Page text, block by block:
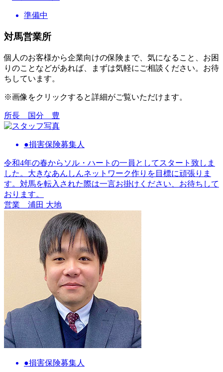
準備中
対馬営業所
個⼈のお客様から企業向けの保険まで、気になること、お困
りのことなどがあれば、まずは気軽にご相談ください。お待
ちしています。
※画像をクリックすると詳細がご覧いただけます。
所長 国分 豊
●損害保険募集人
令和4年の春からソル・ハートの一員としてスタート致しま
した。大きなあんしんネットワーク作りを目標に頑張りま
す。対馬を転入された際は一言お掛けください、お待ちして
おります。
営業 浦田 大地
●損害保険募集人